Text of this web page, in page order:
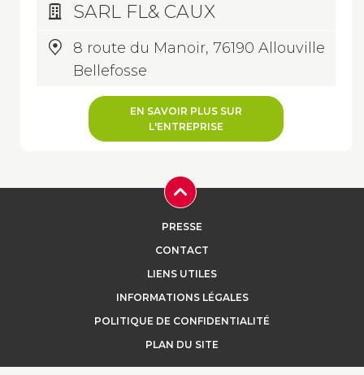
SARL FL& CAUX
8 route du Manoir, 76190 Allouville
Bellefosse
EN SAVOIR PLUS SUR
L'ENTREPRISE
PRESSE
CONTACT
LIENS UTILES
INFORMATIONS LÉGALES
POLITIQUE DE CONFIDENTIALITÉ
PLAN DU SITE